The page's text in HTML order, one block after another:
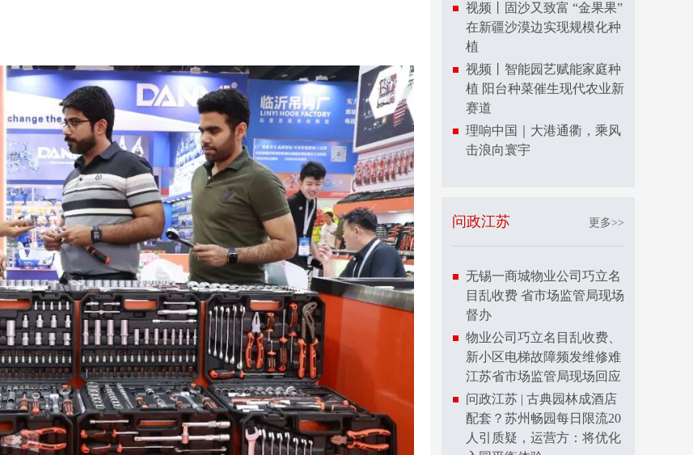
视频丨固沙又致富 “金果果”
在新疆沙漠边实现规模化种
植
视频丨智能园艺赋能家庭种
植 阳台种菜催生现代农业新
赛道
理响中国｜大港通衢，乘风
击浪向寰宇
问政江苏 更多>>
无锡一商城物业公司巧立名
目乱收费 省市场监管局现场
督办
物业公司巧立名目乱收费、
新小区电梯故障频发维修难
江苏省市场监管局现场回应
问政江苏 | 古典园林成酒店
配套？苏州畅园每日限流20
人引质疑，运营方：将优化